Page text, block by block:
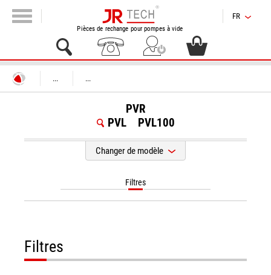
Pièces de rechange pour pompes à vide
FR
... ...
PVR
PVL
PVL100
Changer de modèle
Filtres
Filtres